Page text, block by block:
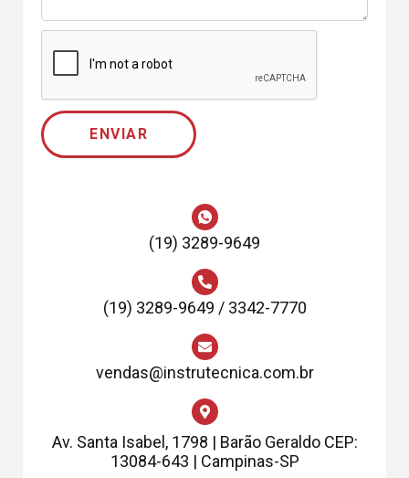
ENVIAR
(19) 3289-9649
(19) 3289-9649 / 3342-7770
vendas@instrutecnica.com.br
Av. Santa Isabel, 1798 | Barão Geraldo CEP:
13084-643 | Campinas-SP